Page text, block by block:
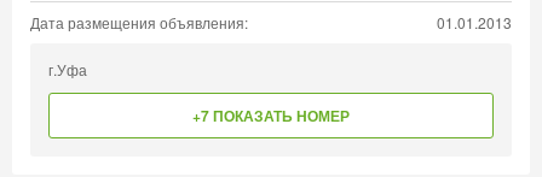
Дата размещения объявления: 01.01.2013
г.Уфа
+7 ПОКАЗАТЬ НОМЕР